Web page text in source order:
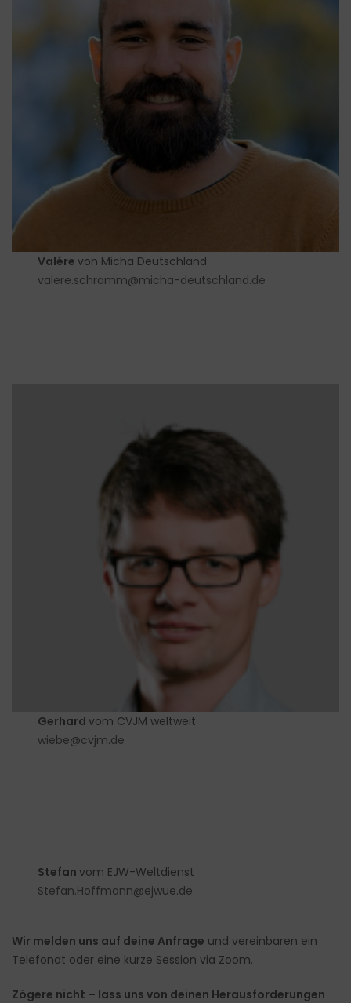
Valérevon Micha Deutschland
valere.schramm@micha-deutschland.de
Gerhardvom CVJM weltweit
wiebe@cvjm.de
Stefanvom EJW-Weltdienst
Stefan.Hoffmann@ejwue.de
Wir melden uns auf deine Anfrage und vereinbaren ein
Telefonat oder eine kurze Session via Zoom.
Zögere nicht – lass uns von deinen Herausforderungen